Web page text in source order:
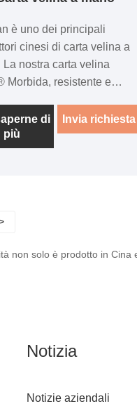
è uno dei principali
cinesi di carta velina a
La nostra carta velina
Morbida, resistente e
Harmony Everyday
mantiene pulita la tua
e la tua tavola. Questi
dai pasti informali
compleanno.
di
più
Invia richiesta
non solo è prodotto in
Notizia
Notizie aziendali